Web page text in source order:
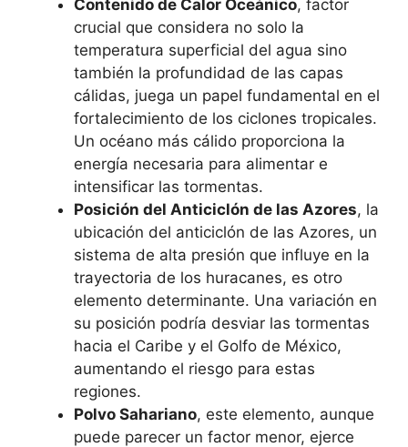
Contenido de Calor Oceánico, factor
crucial que considera no solo la
temperatura superficial del agua sino
también la profundidad de las capas
cálidas, juega un papel fundamental en el
fortalecimiento de los ciclones tropicales.
Un océano más cálido proporciona la
energía necesaria para alimentar e
intensificar las tormentas.
Posición del Anticiclón de las Azores, la
ubicación del anticiclón de las Azores, un
sistema de alta presión que influye en la
trayectoria de los huracanes, es otro
elemento determinante. Una variación en
su posición podría desviar las tormentas
hacia el Caribe y el Golfo de México,
aumentando el riesgo para estas
regiones.
Polvo Sahariano, este elemento, aunque
puede parecer un factor menor, ejerce